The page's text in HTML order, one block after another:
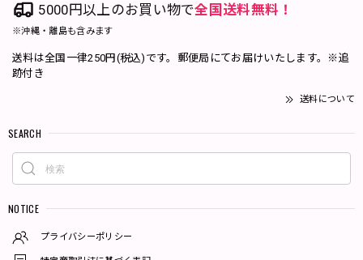
5000円以上のお買い物で全国送料無料！
※沖縄・離島も含みます
送料は全国一律250円(税込)です。郵便局にてお届けいたします。※追
跡付き
送料について
SEARCH
NOTICE
プライバシーポリシー